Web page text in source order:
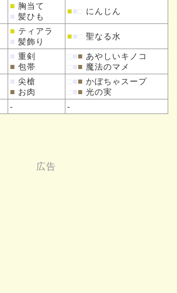
■ 胸当て
■ 髪ひも
■■ にんじん
■ ティアラ
■ 髪飾り
■■ 聖なる水
■ 重剣
■ 包帯
■■ あやしいキノコ
■■ 魔法のマメ
■ 尖槍
■ お肉
■■ かぼちゃスープ
■■ 光の実
- -